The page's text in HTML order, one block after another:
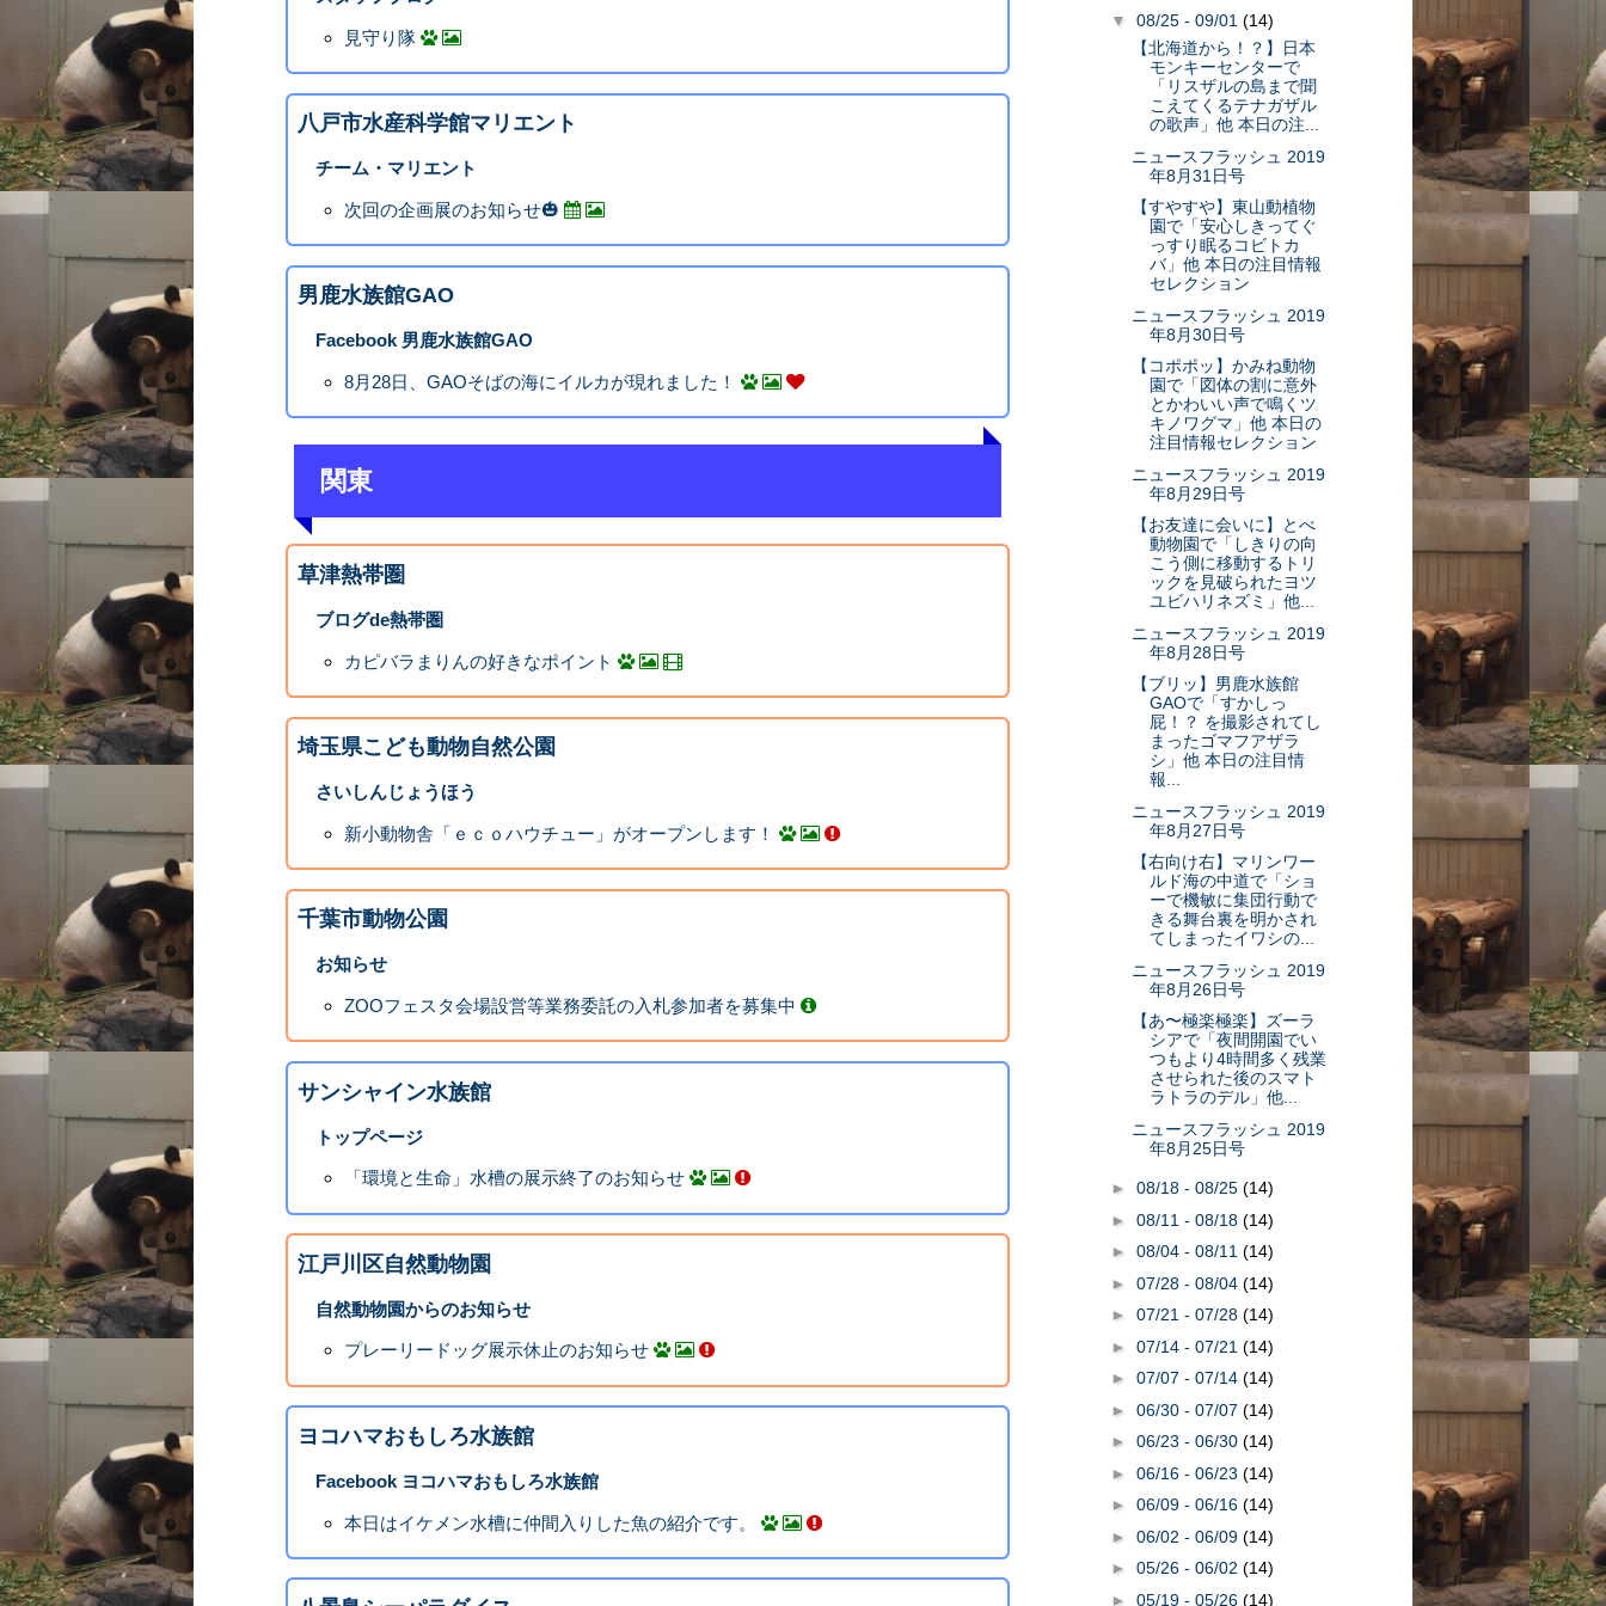
見守り隊
八戸市水産科学館マリエント
チーム・マリエント
次回の企画展のお知らせ🎃
男鹿水族館GAO
Facebook 男鹿水族館GAO
8月28日、GAOそばの海にイルカが現れました！
関東
草津熱帯圏
ブログde熱帯圏
カピバラまりんの好きなポイント
埼玉県こども動物自然公園
さいしんじょうほう
新小動物舎「ｅｃｏハウチュー」がオープンします！
千葉市動物公園
お知らせ
ZOOフェスタ会場設営等業務委託の入札参加者を募集中
サンシャイン水族館
トップページ
「環境と生命」水槽の展示終了のお知らせ
江戸川区自然動物園
自然動物園からのお知らせ
プレーリードッグ展示休止のお知らせ
ヨコハマおもしろ水族館
Facebook ヨコハマおもしろ水族館
本日はイケメン水槽に仲間入りした魚の紹介です。
▼ 08/25 - 09/01 (14)
【北海道から！？】日本
モンキーセンターで
「リスザルの島まで聞
こえてくるテナガザル
の歌声」他 本日の注...
ニュースフラッシュ 2019
年8月31日号
【すやすや】東山動植物
園で「安心しきってぐ
っすり眠るコビトカ
バ」他 本日の注目情報
セレクション
ニュースフラッシュ 2019
年8月30日号
【コポポッ】かみね動物
園で「図体の割に意外
とかわいい声で鳴くツ
キノワグマ」他 本日の
注目情報セレクション
ニュースフラッシュ 2019
年8月29日号
【お友達に会いに】とべ
動物園で「しきりの向
こう側に移動するトリ
ックを見破られたヨツ
ユビハリネズミ」他...
ニュースフラッシュ 2019
年8月28日号
【ブリッ】男鹿水族館
GAOで「すかしっ
屁！？ を撮影されてし
まったゴマフアザラ
シ」他 本日の注目情
報...
ニュースフラッシュ 2019
年8月27日号
【右向け右】マリンワー
ルド海の中道で「ショ
ーで機敏に集団行動で
きる舞台裏を明かされ
てしまったイワシの...
ニュースフラッシュ 2019
年8月26日号
【あ〜極楽極楽】ズーラ
シアで「夜間開園でい
つもより4時間多く残業
させられた後のスマト
ラトラのデル」他...
ニュースフラッシュ 2019
年8月25日号
► 08/18 - 08/25 (14)
► 08/11 - 08/18 (14)
► 08/04 - 08/11 (14)
► 07/28 - 08/04 (14)
► 07/21 - 07/28 (14)
► 07/14 - 07/21 (14)
► 07/07 - 07/14 (14)
► 06/30 - 07/07 (14)
► 06/23 - 06/30 (14)
► 06/16 - 06/23 (14)
► 06/09 - 06/16 (14)
► 06/02 - 06/09 (14)
► 05/26 - 06/02 (14)
► 05/19 - 05/26 (14)